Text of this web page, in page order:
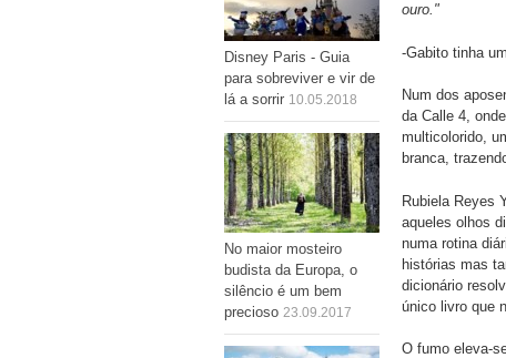
Disney Paris - Guia
para sobreviver e vir de
lá a sorrir 10.05.2018
No maior mosteiro
budista da Europa, o
silêncio é um bem
precioso 23.09.2017
ouro."
-Gabito tinha
Num dos
da Calle 4,
multicolorido,
branca,
Rubiela Reyes
aqueles olhos
numa rotina
histórias mas
dicionário
único livro que
O fumo eleva-